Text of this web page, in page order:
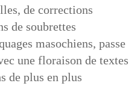
de corrections
de soubrettes
masochiens, passe
une floraison de textes
de plus en plus